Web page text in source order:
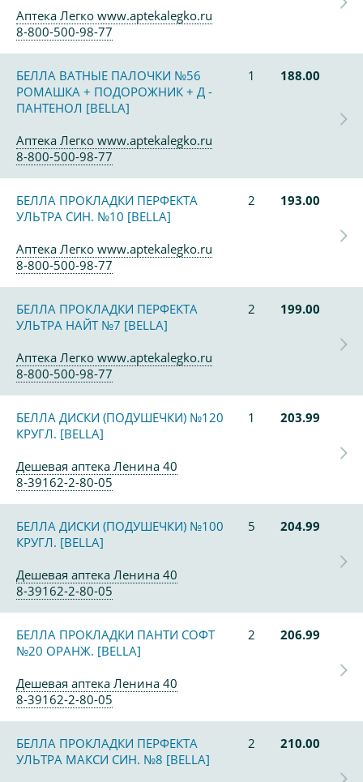
Аптека Легко www.aptekalegko.ru
8-800-500-98-77
БЕЛЛА ВАТНЫЕ ПАЛОЧКИ №56
РОМАШКА + ПОДОРОЖНИК + Д -
ПАНТЕНОЛ [BELLA]
1 188.00
Аптека Легко www.aptekalegko.ru
8-800-500-98-77
БЕЛЛА ПРОКЛАДКИ ПЕРФЕКТА
УЛЬТРА СИН. №10 [BELLA]
2 193.00
Аптека Легко www.aptekalegko.ru
8-800-500-98-77
БЕЛЛА ПРОКЛАДКИ ПЕРФЕКТА
УЛЬТРА НАЙТ №7 [BELLA]
2 199.00
Аптека Легко www.aptekalegko.ru
8-800-500-98-77
БЕЛЛА ДИСКИ (ПОДУШЕЧКИ) №120
КРУГЛ. [BELLA]
1 203.99
Дешевая аптека Ленина 40
8-39162-2-80-05
БЕЛЛА ДИСКИ (ПОДУШЕЧКИ) №100
КРУГЛ. [BELLA]
5 204.99
Дешевая аптека Ленина 40
8-39162-2-80-05
БЕЛЛА ПРОКЛАДКИ ПАНТИ СОФТ
№20 ОРАНЖ. [BELLA]
2 206.99
Дешевая аптека Ленина 40
8-39162-2-80-05
БЕЛЛА ПРОКЛАДКИ ПЕРФЕКТА
УЛЬТРА МАКСИ СИН. №8 [BELLA]
2 210.00